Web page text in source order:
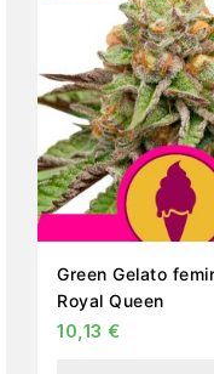
Green Gelato
Royal Queen
10,13 €